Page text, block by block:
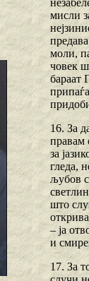
мисли
моли,
човек
бараат
16. За
правам
за
гледа,
љубов
што
– ја
и
17. За